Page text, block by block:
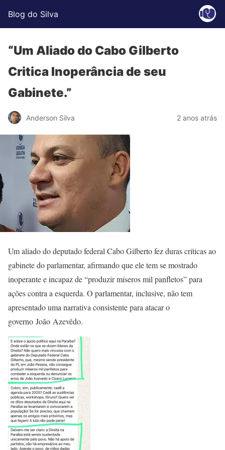
Blog do Silva
“Um Aliado do Cabo Gilberto
Critica Inoperância de seu
Gabinete.”
Anderson Silva 2 anos atrás
Um aliado do deputado federal Cabo Gilberto fez duras críticas ao
gabinete do parlamentar, afirmando que ele tem se mostrado
inoperante e incapaz de “produzir míseros mil panfletos” para
ações contra a esquerda. O parlamentar, inclusive, não tem
apresentado uma narrativa consistente para atacar o
governo João Azevêdo.